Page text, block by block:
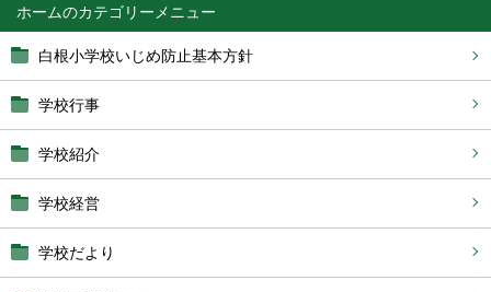
ホーム
白根小学校いじめ防止基本方針
学校行事
学校紹介
学校経営
学校だより